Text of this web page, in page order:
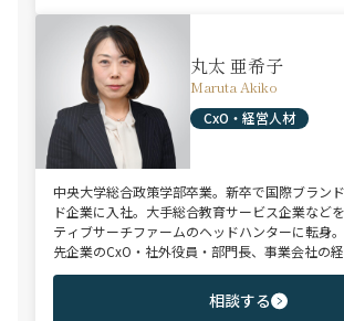
丸太 亜希子
Maruta Akiko
CxO・経営人材
中央大学総合政策学部卒業。新卒で国際ブラン
ド企業に入社。大手総合教育サービス企業など
ティブサーチファームのヘッドハンターに転身
先企業のCxO・社外役員・部門長、事業会社の
業・マーケティングなどの戦略企画系ハイクラ
ける豊富な転職支援実績。金融/製造/消費財/小
などを中心に幅広い業種に対応。
相談する